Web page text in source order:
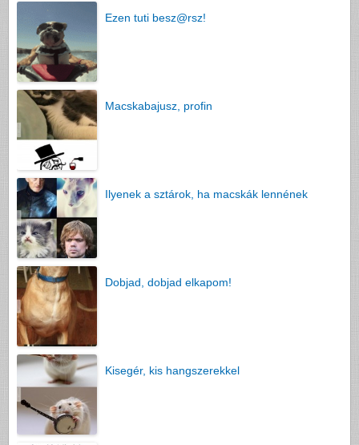
Ezen tuti besz@rsz!
Macskabajusz, profin
Ilyenek a sztárok, ha macskák lennének
Dobjad, dobjad elkapom!
Kisegér, kis hangszerekkel